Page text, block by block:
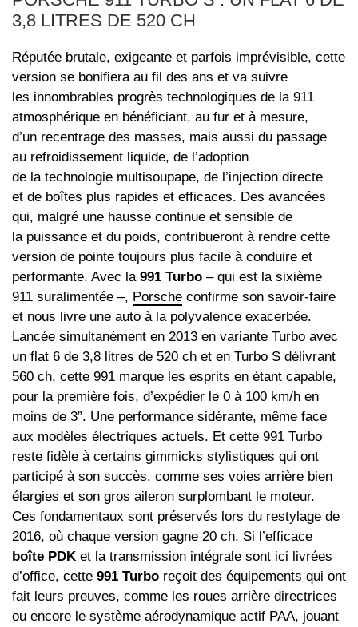
3,8 LITRES DE 520 CH
Réputée brutale, exigeante et parfois imprévisible, cette
version se bonifiera au fil des ans et va suivre
les innombrables progrès technologiques de la 911
atmosphérique en bénéficiant, au fur et à mesure,
d’un recentrage des masses, mais aussi du passage
au refroidissement liquide, de l’adoption
de la technologie multisoupape, de l’injection directe
et de boîtes plus rapides et efficaces. Des avancées
qui, malgré une hausse continue et sensible de
la puissance et du poids, contribueront à rendre cette
version de pointe toujours plus facile à conduire et
performante. Avec la 991 Turbo – qui est la sixième
911 suralimentée –, Porsche confirme son savoir-faire
et nous livre une auto à la polyvalence exacerbée.
Lancée simultanément en 2013 en variante Turbo avec
un flat 6 de 3,8 litres de 520 ch et en Turbo S délivrant
560 ch, cette 991 marque les esprits en étant capable,
pour la première fois, d’expédier le 0 à 100 km/h en
moins de 3”. Une performance sidérante, même face
aux modèles électriques actuels. Et cette 991 Turbo
reste fidèle à certains gimmicks stylistiques qui ont
participé à son succès, comme ses voies arrière bien
élargies et son gros aileron surplombant le moteur.
Ces fondamentaux sont préservés lors du restylage de
2016, où chaque version gagne 20 ch. Si l’efficace
boîte PDK et la transmission intégrale sont ici livrées
d’office, cette 991 Turbo reçoit des équipements qui ont
fait leurs preuves, comme les roues arrière directrices
ou encore le système aérodynamique actif PAA, jouant